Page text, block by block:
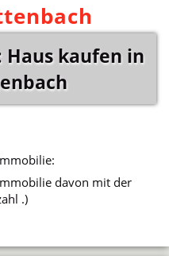
kaufen in
davon mit der
.)